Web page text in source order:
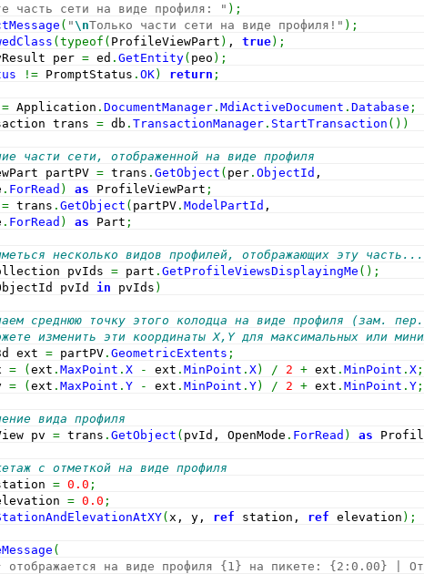
часть сети на виде профиля: " ) ;
( "\nТолько части сети на виде профиля!" ) ;
(typeof ( ProfileViewPart ) , true) ;
per = ed .GetEntity( peo ) ;
!= PromptStatus .OK) return ;
= Application .DocumentManager .MdiActiveDocument .Database ;
trans = db .TransactionManager . StartTransaction ( ) )
части сети, отображенной на виде профиля
partPV = trans .GetObject ( per .ObjectId ,
. ForRead ) as ProfileViewPart ;
= trans .GetObject ( partPV .ModelPartId ,
. ForRead ) as Part ;
несколько видов профилей, отображающих эту часть...
pvIds = part .GetProfileViewsDisplayingMe ( ) ;
pvId in pvIds )
среднюю точку этого колодца на виде профиля (зам.
изменить эти координаты X,Y для максимальных или
ext = partPV .GeometricExtents ;
= (ext .MaxPoint .X - ext .MinPoint .X) / 2 + ext .MinPoint .X ;
= (ext .MaxPoint .Y - ext .MinPoint .Y) / 2 + ext .MinPoint .Y ;
вида профиля
pv = trans .GetObject ( pvId, OpenMode . ForRead ) as
с отметкой на виде профиля
= 0.0 ;
= 0.0 ;
( x, y, ref station, ref elevation ) ;
(
отображается на виде профиля {1} на пикете: {2:0.00} |